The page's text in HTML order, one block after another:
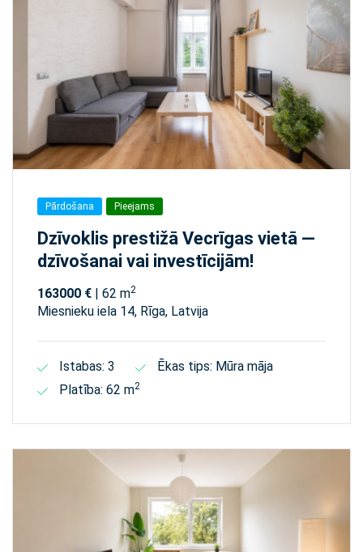
Pārdošana Pieejams
Dzīvoklis prestižā Vecrīgas vietā —
dzīvošanai vai investīcijām!
163000 € | 62 m2
Miesnieku iela 14, Rīga, Latvija
Istabas: 3
Ēkas tips: Mūra māja
Platība: 62 m2